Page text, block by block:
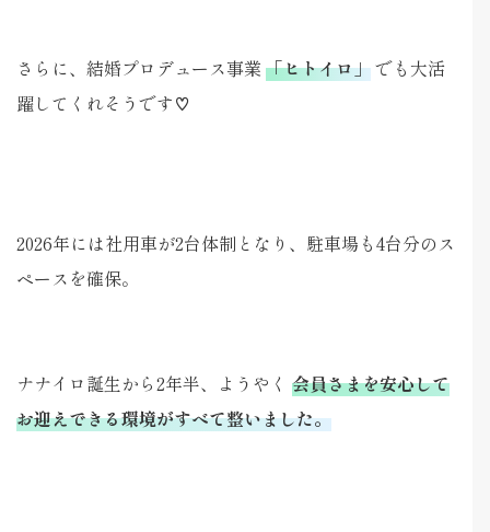
さらに、結婚プロデュース事業 「ヒトイロ」でも大活
躍してくれそうです♡
2026年には社用車が2台体制となり、駐車場も4台分のス
ペースを確保。
ナナイロ誕生から2年半、ようやく 会員さまを安心して
お迎えできる環境がすべて整いました。